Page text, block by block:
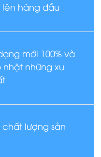
lên hàng đầu
mới 100% và
những xu
lượng sản